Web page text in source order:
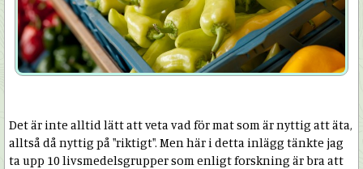
Det är inte alltid lätt att veta vad för mat som är nyttig att äta,
alltså då nyttig på "riktigt". Men här i detta inlägg tänkte jag
ta upp 10 livsmedelsgrupper som enligt forskning är bra att